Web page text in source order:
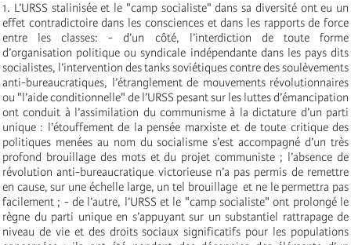
1. L’URSS stalinisée et le "camp socialiste" dans sa diversité ont eu un
effet contradictoire dans les consciences et dans les rapports de force
entre les classes: - d’un côté, l’interdiction de toute forme
d’organisation politique ou syndicale indépendante dans les pays dits
socialistes, l’intervention des tanks soviétiques contre des soulèvements
anti-bureaucratiques, l’étranglement de mouvements révolutionnaires
ou "l’aide conditionnelle" de l’URSS pesant sur les luttes d’émancipation
ont conduit à l’assimilation du communisme à la dictature d’un parti
unique : l’étouffement de la pensée marxiste et de toute critique des
politiques menées au nom du socialisme s’est accompagné d’un très
profond brouillage des mots et du projet communiste ; l’absence de
révolution anti-bureaucratique victorieuse n’a pas permis de remettre
en cause, sur une échelle large, un tel brouillage ­ et ne le permettra pas
facilement ; - de l’autre, l’URSS et le "camp socialiste" ont prolongé le
règne du parti unique en s’appuyant sur un substantiel rattrapage de
niveau de vie et des droits sociaux significatifs pour les populations